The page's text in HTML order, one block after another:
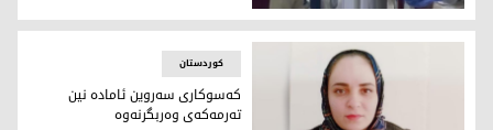
دیمه‌نێكی هۆڵی نه‌خۆشخانه‌، له‌ كاتی چاره‌سه‌ركردنی برینی
کوردستان
كه‌سوكاری سه‌روین ئاماده‌ نین
ته‌رمه‌كه‌ی وه‌ربگرنه‌وه‌